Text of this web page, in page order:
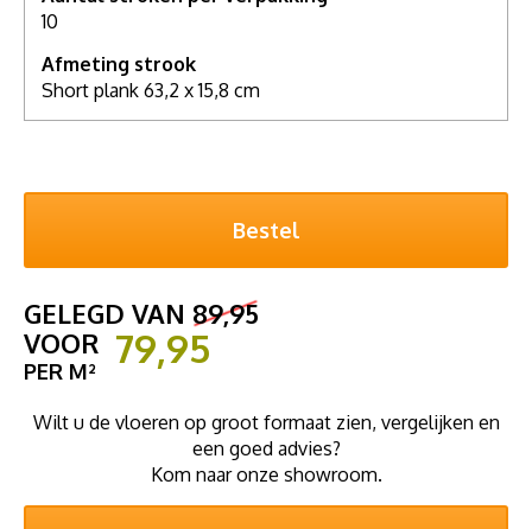
10
Afmeting strook
Short plank 63,2 x 15,8 cm
GELEGD VAN 89,95
VOOR 79,95
PER M²
Wilt u de vloeren op groot formaat zien, vergelijken en
een goed advies?
Kom naar onze showroom.